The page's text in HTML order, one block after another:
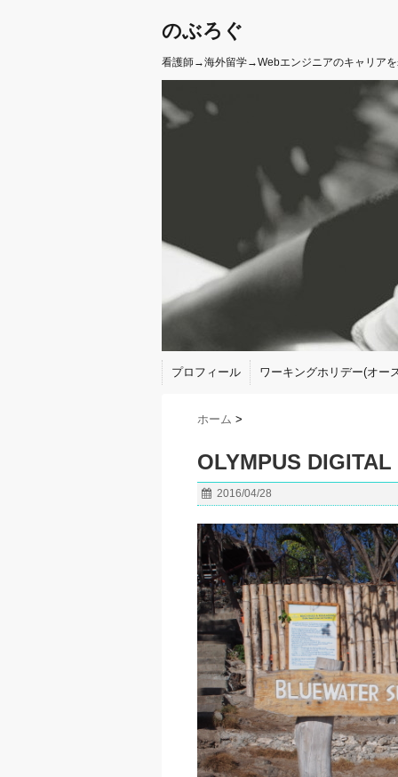
のぶろぐ
看護師→海外留学→Webエンジニアのキャリア
プロフィール ワーキングホリデー(オー
ホーム >
OLYMPUS
2016/04/28